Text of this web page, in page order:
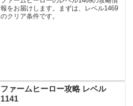
報をお届けします。まずは、レベル1469
のクリア条件です。
ファームヒーロー攻略 レベル
1141